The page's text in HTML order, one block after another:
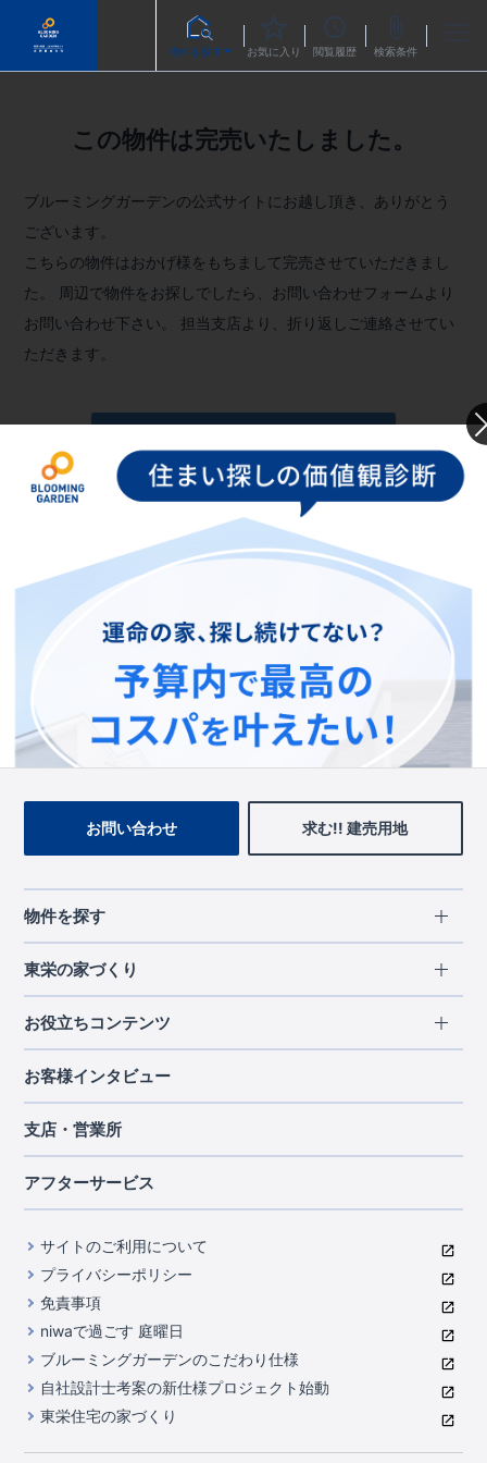
物件を探す お気に入り 閲覧履歴 検索条件
この物件は完売いたしました。
ブルーミングガーデンの公式サイトにお越し頂き、ありがとう
ございます。
こちらの物件はおかげ様をもちまして完売させていただきまし
た。
周辺で物件をお探しでしたら、お問い合わせフォームより
お問い合わせ下さい。
担当支店より、折り返しご連絡させてい
ただきます。
お問い合わせフォームへ
この物件を見ている人に
おすすめの物件
お問い合わせ 求む!! 建売用地
物件を探す
エリアから探す
北海道・東北
北海道
宮城県
千葉県
中部
山梨県
静岡県
滋賀県
京都府
中国・四国
岡山県
広島県
九州・沖縄
福岡県
熊本県
東栄の家づくり
長期優良住宅
住宅性能評価書
ブルーミングガーデンは地震につよい<建物編>
室内空間を快適に保つ断熱性能
コストパフォーマンスに自信
充実のアフターサポート
第三者評価によるお墨付き
家づくりのプロにも選ばれるブルーミングガーデン
住んでみるとじわじわ伝わる暮らしやすさへのこだわり
自社一貫体制
お役立ちコンテンツ
ご契約までの道のり
現地見学ガイド
ご紹介制度のご案内
東栄INDEX（用語集）
お客様インタビュー
支店・営業所
アフターサービス
サイトのご利用について
プライバシーポリシー
免責事項
niwaで過ごす 庭曜日
ブルーミングガーデンのこだわり仕様
自社設計士考案の新仕様プロジェクト始動
東栄住宅の家づくり